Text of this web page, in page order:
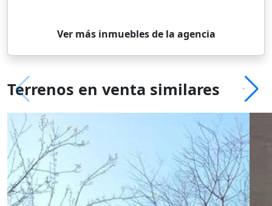
Ver más inmuebles de la agencia
Terrenos en venta similares